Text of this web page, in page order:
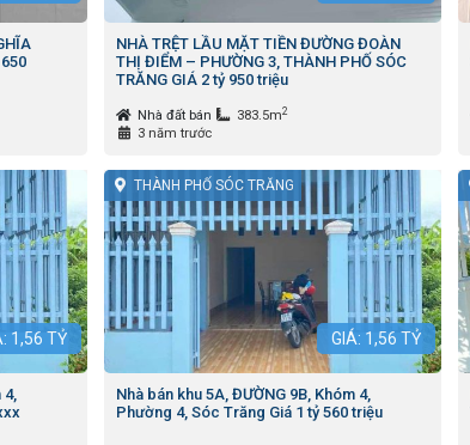
NHÀ TRỆT LẦU MẶT TIỀN ĐƯỜNG ĐOÀN
THỊ ĐIỂM – PHƯỜNG 3, THÀNH PHỐ SÓC
TRĂNG GIÁ 2 tỷ 950 triệu
Nhà đất bán 383.5m2
3 năm trước
1,56 TỶ
THÀNH PHỐ SÓC TRĂNG
GIÁ: 1,56 TỶ
Nhà bán khu 5A, ĐƯỜNG 9B, Khóm 4,
Phường 4, Sóc Trăng Giá 1 tỷ 560 triệu